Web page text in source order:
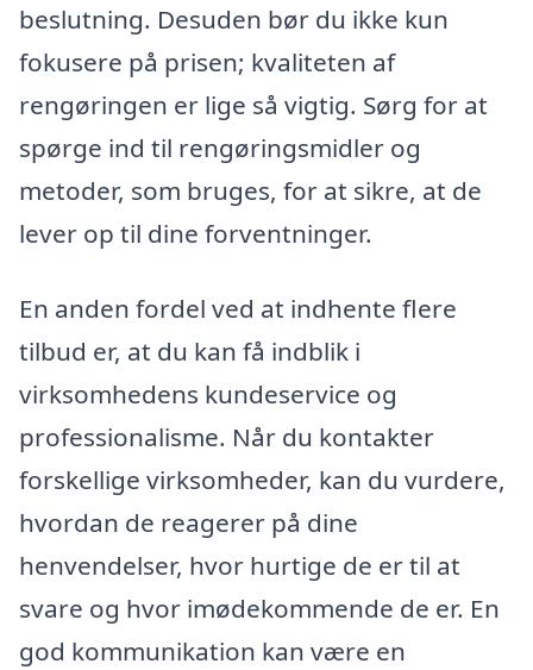
beslutning. Desuden bør du ikke kun
fokusere på prisen; kvaliteten af
rengøringen er lige så vigtig. Sørg for at
spørge ind til rengøringsmidler og
metoder, som bruges, for at sikre, at de
lever op til dine forventninger.
En anden fordel ved at indhente flere
tilbud er, at du kan få indblik i
virksomhedens kundeservice og
professionalisme. Når du kontakter
forskellige virksomheder, kan du vurdere,
hvordan de reagerer på dine
henvendelser, hvor hurtige de er til at
svare og hvor imødekommende de er. En
god kommunikation kan være en